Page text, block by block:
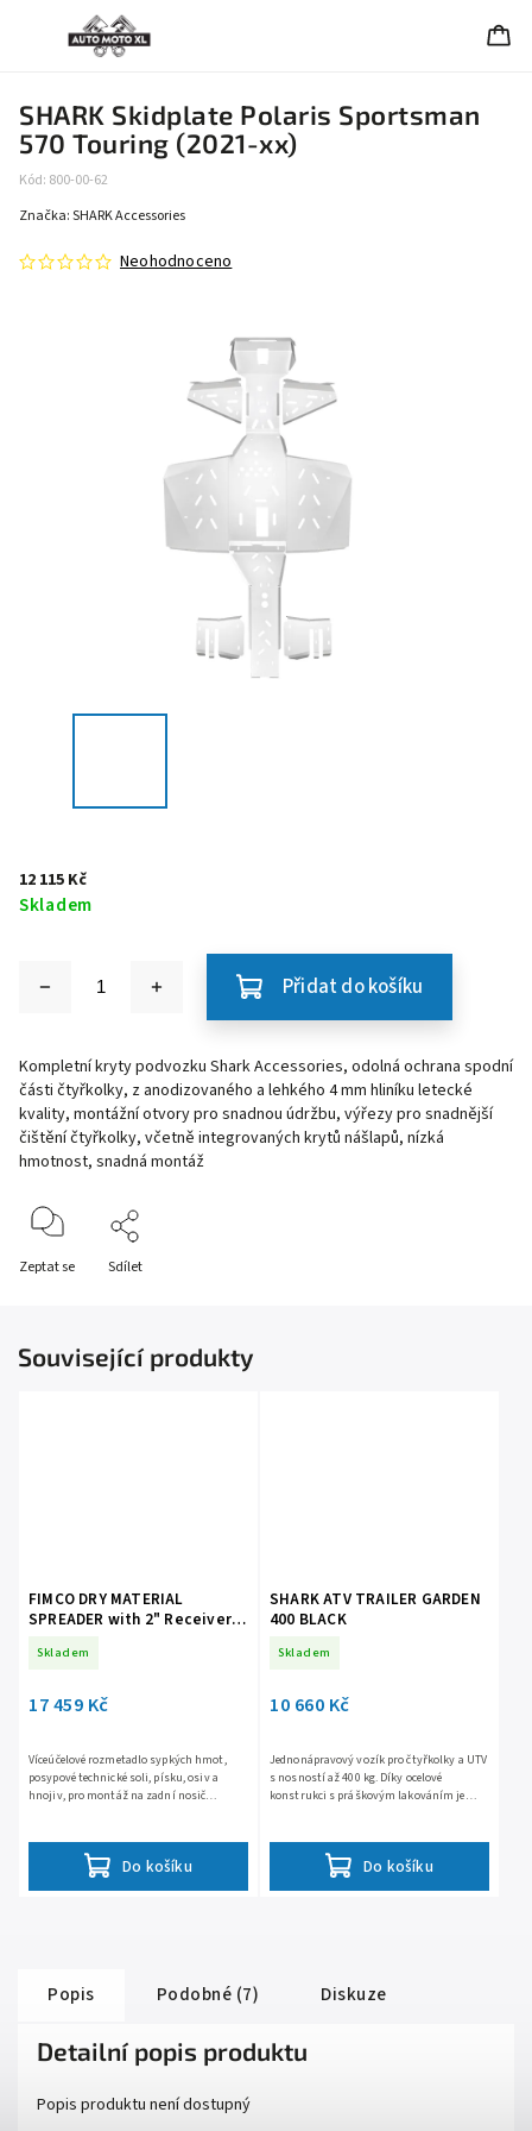
SHARK Skidplate Polaris Sportsman
570 Touring (2021-xx)
Kód: 800-00-62
Neohodnoceno
Značka:SHARK Accessories
12 115 Kč
Skladem
Přidat do košíku
Kompletní kryty podvozku Shark Accessories, odolná ochrana spodní
části čtyřkolky, z anodizovaného a lehkého 4 mm hliníku letecké
kvality, montážní otvory pro snadnou údržbu, výřezy pro snadnější
čištění čtyřkolky, včetně integrovaných krytů nášlapů, nízká
hmotnost, snadná montáž
Zeptat se Sdílet
Související produkty
FIMCO DRY MATERIAL
SPREADER with 2" Receiver
Skladem
17 459 Kč
Do košíku
Víceúčelové rozmetadlo sypkých hmot,
posypové technické soli, písku, osiv a
hnojiv, pro montáž na zadní nosič
SHARK ATV TRAILER GARDEN
400 BLACK
Skladem
10 660 Kč
Do košíku
Jednonápravový vozík pro čtyřkolky a UTV
s nosností až 400 kg. Díky ocelové
konstrukci s práškovým lakováním je
Popis Podobné (7) Diskuze
Detailní popis produktu
Popis produktu není dostupný